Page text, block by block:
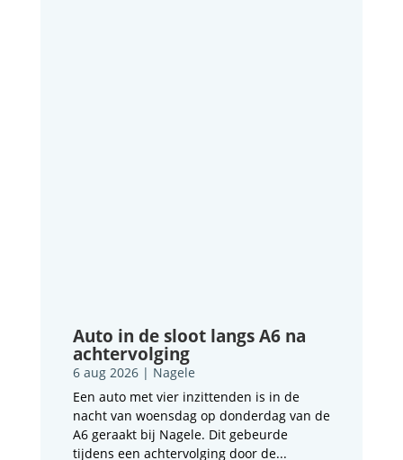
Auto in de sloot langs A6 na
achtervolging
6 aug 2026| Nagele
Een auto met vier inzittenden is in de
nacht van woensdag op donderdag van de
A6 geraakt bij Nagele. Dit gebeurde
tijdens een achtervolging door de...